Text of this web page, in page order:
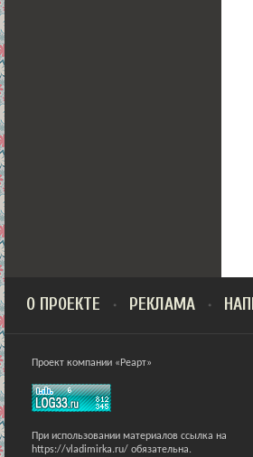
О ПРОЕКТЕ РЕКЛАМА
Проект компании «Реарт»
При использовании материалов ссылка на
https://vladimirka.ru/ обязательна.